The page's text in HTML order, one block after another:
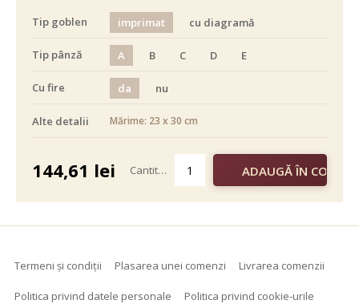
Tip goblen imprimat cu diagramă
Tip pânză A B C D E
Cu fire da nu
alb negru color
Alte detalii Mărime: 23 x 30 cm
144,61 lei Cantitate
Termeni și condiții Plasarea unei comenzi Livrarea comenzii
Politica privind datele personale Politica privind cookie-urile